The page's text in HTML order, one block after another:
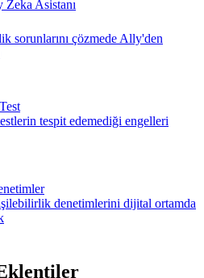
Asistanı
sorunlarını çözmede Ally'den
tespit edemediği engelleri
denetimlerini dijital ortamda